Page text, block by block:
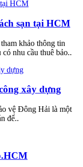
sạn tại HCM
khảo thông tin
nhu cầu thuê bảo..
xây dựng
vệ Đông Hải là một
để..